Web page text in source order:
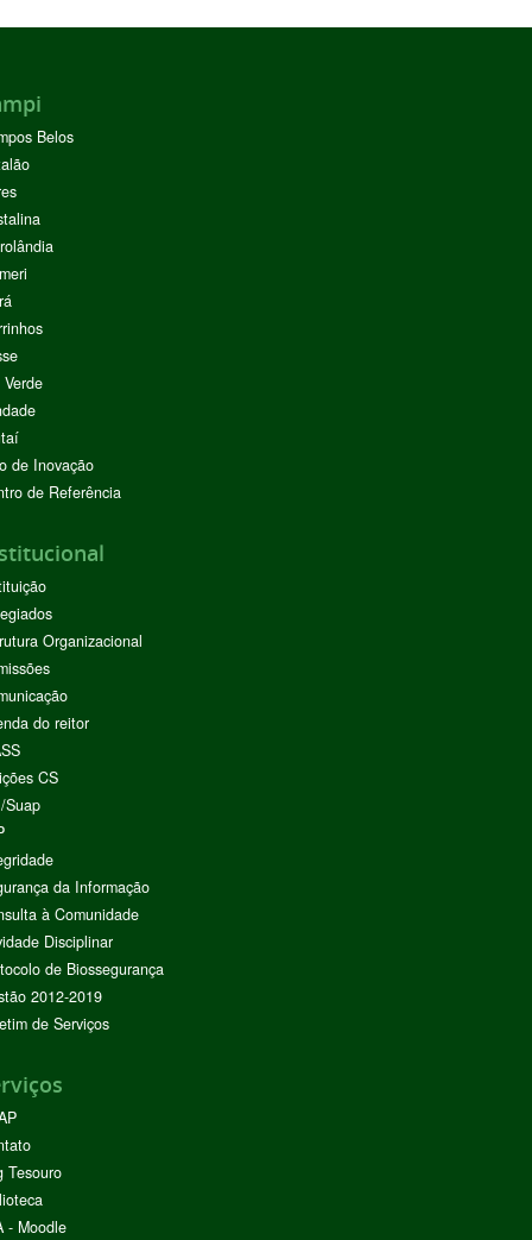
Belos
de Inovação
de Referência
Organizacional
do reitor
CS
Suap
da Informação
à Comunidade
Disciplinar
de Biossegurança
2012-2019
de Serviços
Tesouro
- Moodle